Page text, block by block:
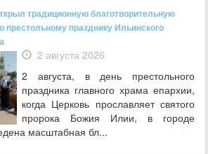
традиционную благотворительную
празднику Ильинского
2 августа 2026
2 августа, в день престольного
праздника главного храма епархии,
когда Церковь прославляет святого
пророка Божия Илии, в городе
масштабная бл...